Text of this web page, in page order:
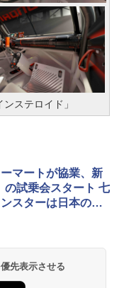
ステロイド」
マートが協業、新
の試乗会スタート 七
スターは日本のお
先表示させる